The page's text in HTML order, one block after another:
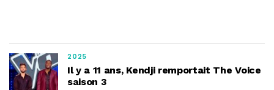
2025
Il y a 11 ans, Kendji remportait The Voice
saison 3